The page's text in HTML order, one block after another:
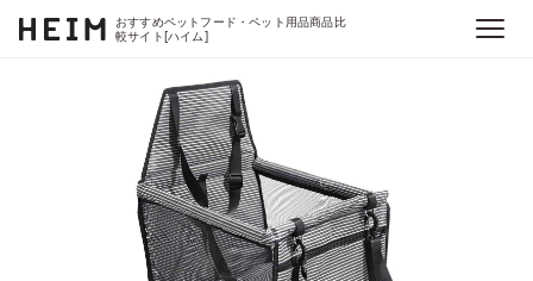
おすすめペットフード・ペット用品商品比
較サイト[ハイム]